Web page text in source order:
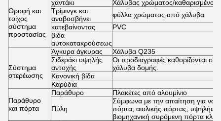
Οροφή και
τοίχος
σύστημα
προστασίας
χαντάκι
Χάλυβας χρώματος/καθαρισμένου
Τρίμινγκ και
αναβοσβήνει
φύλλα χρώματος από χάλυβα
κατεβαίνοντας
PVC
βίδα
αυτοκατακρούσεως
Σύστημα
στερέωσης
Άγκυρα άγκυρας
Χάλυβα Q235
Σιδεράκι υψηλής
αντοχής
Οι προδιαγραφές καθορίζονται
χάλυβα δομής.
Κανονική βίδα
Καρύδια
Παράθυρο
και πόρτα
Παράθυρο Πλακέτες από αλουμίνιο
Πύλη
Σύμφωνα με την απαίτηση για να
πόρτα, αιολικής πόρτας, υψηλής
βιομηχανική συρόμενη πόρτα κλπ.